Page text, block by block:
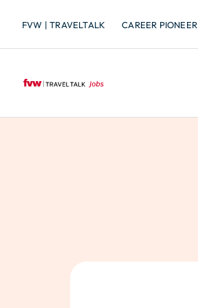
FVW | TRAVELTALK CAREER PIONEER